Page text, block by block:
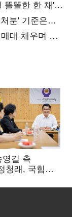
똘똘한 한 채'
분' 기준은
대 채우며 문
영길 측
청래, 국힘
주당 대표로